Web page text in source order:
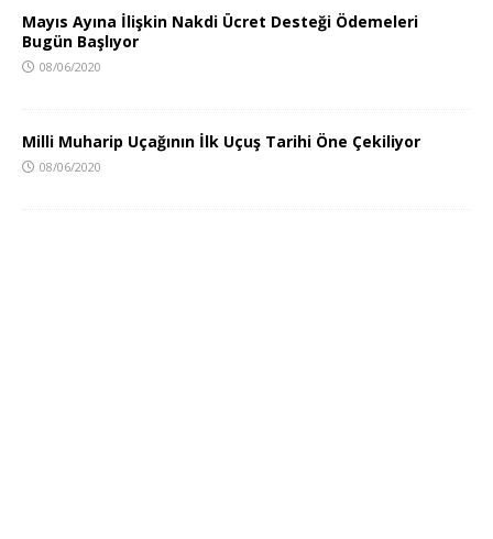
Mayıs Ayına İlişkin Nakdi Ücret Desteği Ödemeleri
Bugün Başlıyor
08/06/2020
Milli Muharip Uçağının İlk Uçuş Tarihi Öne Çekiliyor
08/06/2020